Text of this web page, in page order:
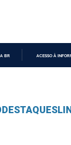
BR ACESSO À
DESTAQUES